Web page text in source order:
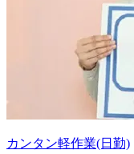
カンタン軽作業(日勤)